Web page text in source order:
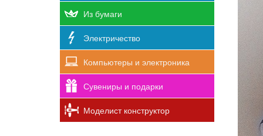
Из бумаги
Электричество
Компьютеры и электроника
Сувениры и подарки
Моделист конструктор